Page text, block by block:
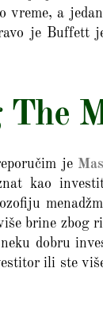
vreme, a
je
The
je
kao
brine zbog
dobru
ili ste